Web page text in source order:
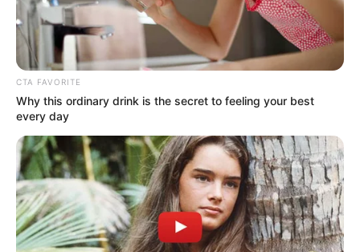
CTA FAVORITE
Why this ordinary drink is the secret to feeling your best
every day